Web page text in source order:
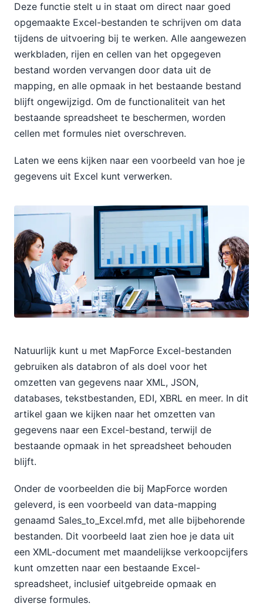
Deze functie stelt u in staat om direct naar goed
opgemaakte Excel-bestanden te schrijven om data
tijdens de uitvoering bij te werken. Alle aangewezen
werkbladen, rijen en cellen van het opgegeven
bestand worden vervangen door data uit de
mapping, en alle opmaak in het bestaande bestand
blijft ongewijzigd. Om de functionaliteit van het
bestaande spreadsheet te beschermen, worden
cellen met formules niet overschreven.
Laten we eens kijken naar een voorbeeld van hoe je
gegevens uit Excel kunt verwerken.
Natuurlijk kunt u met MapForce Excel-bestanden
gebruiken als databron of als doel voor het
omzetten van gegevens naar XML, JSON,
databases, tekstbestanden, EDI, XBRL en meer. In dit
artikel gaan we kijken naar het omzetten van
gegevens naar een Excel-bestand, terwijl de
bestaande opmaak in het spreadsheet behouden
blijft.
Onder de voorbeelden die bij MapForce worden
geleverd, is een voorbeeld van data-mapping
genaamd Sales_to_Excel.mfd, met alle bijbehorende
bestanden. Dit voorbeeld laat zien hoe je data uit
een XML-document met maandelijkse verkoopcijfers
kunt omzetten naar een bestaande Excel-
spreadsheet, inclusief uitgebreide opmaak en
diverse formules.